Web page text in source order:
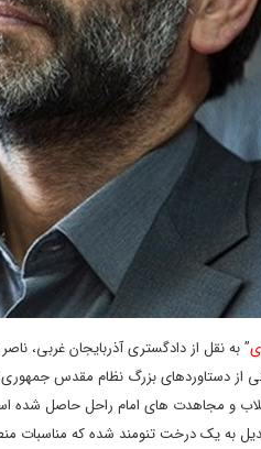
” به نقل از دادگستری آذربایجان غربی،
از دستاوردهای بزرگ نظام مقدس
و مجاهدت های امام راحل حاصل شده
به یک درخت تنومند شده که مناسبات